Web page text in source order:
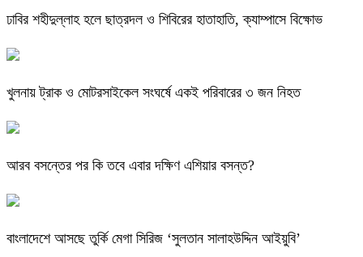
ঢাবির শহীদুল্লাহ হলে ছাত্রদল ও শিবিরের হাতাহাতি, ক্যাম্পাসে বিক্ষোভ
খুলনায় ট্রাক ও মোটরসাইকেল সংঘর্ষে একই পরিবারের ৩ জন নিহত
আরব বসন্তের পর কি তবে এবার দক্ষিণ এশিয়ার বসন্ত?
বাংলাদেশে আসছে তুর্কি মেগা সিরিজ ‘সুলতান সালাহউদ্দিন আইয়ুবি’